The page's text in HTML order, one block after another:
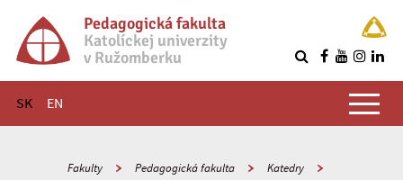
Pedagogická fakulta
Katolíckej univerzity
v Ružomberku
SK EN
Hlavné menu
Fakulty Pedagogická fakulta
Katedry